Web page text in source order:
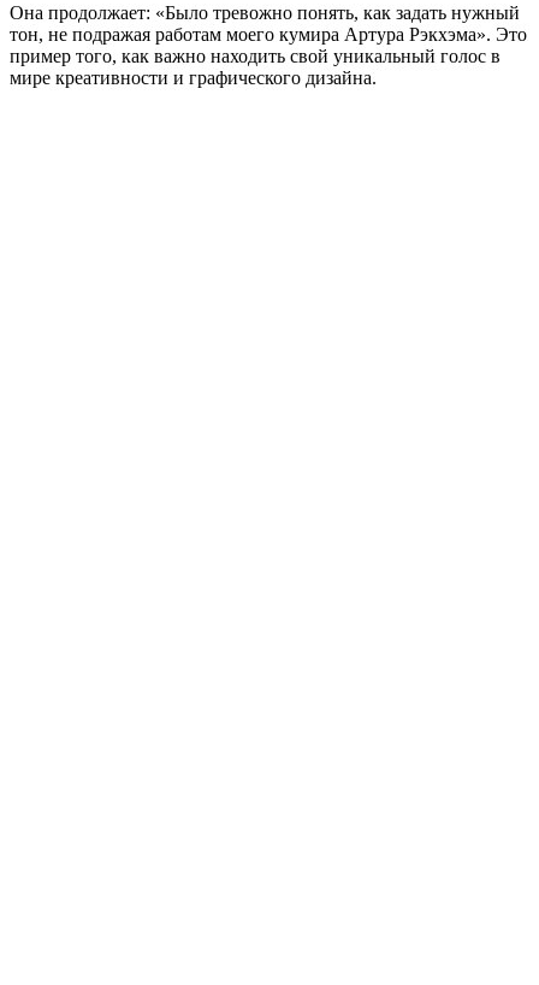
Она продолжает: «Было тревожно понять, как задать нужный
тон, не подражая работам моего кумира Артура Рэкхэма». Это
пример того, как важно находить свой уникальный голос в
мире креативности и графического дизайна.